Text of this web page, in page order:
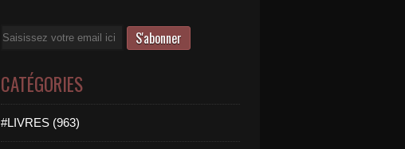
Email
CATÉGORIES
#LIVRES (963)